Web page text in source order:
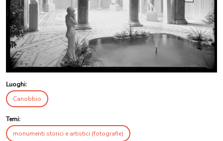
Luoghi:
Canobbio
Temi:
monumenti storici e artistici (fotografie)